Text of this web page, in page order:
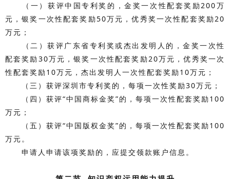
（一）获评中国专利奖的，金奖一次性配套奖励200万
元，银奖一次性配套奖励50万元，优秀奖一次性配套奖励20
万元；
（二）获评广东省专利奖或杰出发明人的，金奖一次性
配套奖励30万元，银奖一次性配套奖励20万元，优秀奖一次
性配套奖励10万元，杰出发明人一次性配套奖励10万元；
（三）获评深圳市专利奖的，每项一次性奖励30万元；
（四）获评“中国商标金奖”的，每项一次性配套奖励100
万元；
（五）获评“中国版权金奖”的，每项一次性配套奖励100
万元。
申请人申请该项奖励的，应提交领款账户信息。